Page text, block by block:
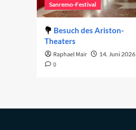
Sanremo-Festival
Besuch des Ariston-
Theaters
Raphael Mair 14. Juni 2026
0